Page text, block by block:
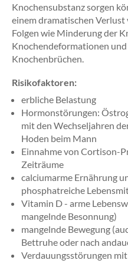
Knochensubstanz sorgen
einem dramatischen
Folgen wie Minderung der
Knochendeformationen
Knochenbrüchen.
Risikofaktoren:
erbliche Belastung
Hormonstörungen:
mit den Wechseljahren
Hoden beim Mann
Einnahme von Cortison-
Zeiträume
calciumarme Ernährung
phosphatreiche
Vitamin D - arme
mangelnde Besonnung)
mangelnde Bewegung
Bettruhe oder nach
Verdauungsstörungen